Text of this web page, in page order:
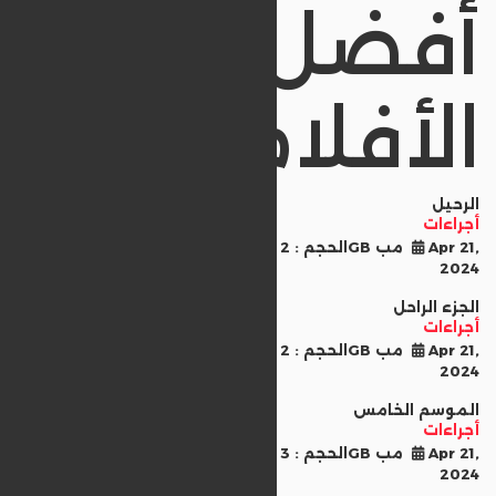
أفضل
الأفلام
الرحيل
أجراءات
Apr 21,
2024
الجزء الراحل
أجراءات
Apr 21,
2024
الموسم الخامس
أجراءات
Apr 21,
2024